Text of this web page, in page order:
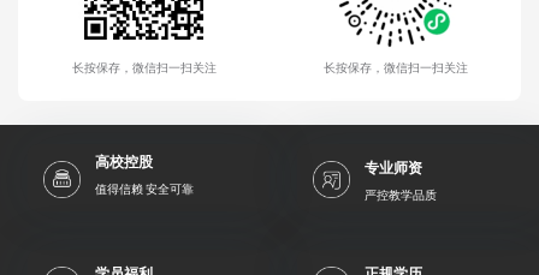
长按保存，微信扫一扫关注 长按保存，微信扫一扫关注
高校控股
值得信赖 安全可靠
专业师资
严控教学品质